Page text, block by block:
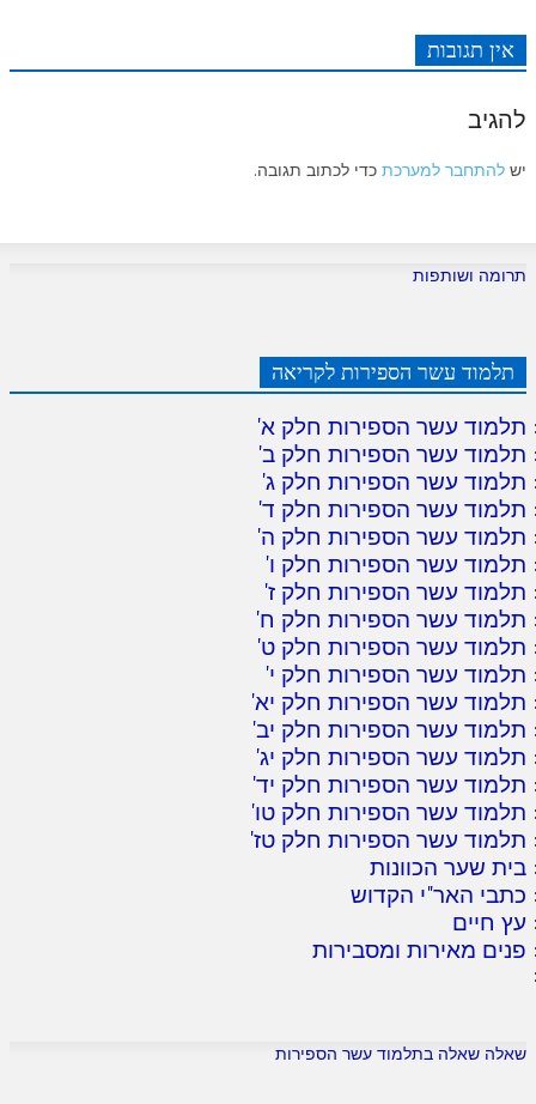
אין תגובות
להגיב
יש להתחבר למערכת כדי לכתוב תגובה.
תרומה ושותפות
תלמוד עשר הספירות לקריאה
תלמוד עשר הספירות חלק א'
תלמוד עשר הספירות חלק ב'
תלמוד עשר הספירות חלק ג'
תלמוד עשר הספירות חלק ד'
תלמוד עשר הספירות חלק ה'
תלמוד עשר הספירות חלק ו'
תלמוד עשר הספירות חלק ז'
תלמוד עשר הספירות חלק ח'
תלמוד עשר הספירות חלק ט'
תלמוד עשר הספירות חלק י'
תלמוד עשר הספירות חלק יא'
תלמוד עשר הספירות חלק יב'
תלמוד עשר הספירות חלק יג'
תלמוד עשר הספירות חלק יד'
תלמוד עשר הספירות חלק טו'
תלמוד עשר הספירות חלק טז'
בית שער הכוונות
כתבי האר"י הקדוש
עץ חיים
פנים מאירות ומסבירות
שאלה שאלה בתלמוד עשר הספירות